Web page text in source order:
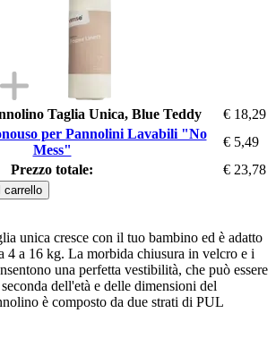
Taglia Unica, Blue Teddy
€ 18,29
per Pannolini Lavabili "No
Mess"
€ 5,49
Prezzo totale:
€ 23,78
carrello
unica cresce con il tuo bambino ed è adatto
4 a 16 kg. La morbida chiusura in velcro e i
una perfetta vestibilità, che può essere
dell'età e delle dimensioni del
è composto da due strati di PUL